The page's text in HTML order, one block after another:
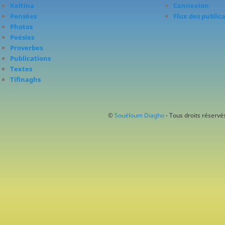
Keltina
Pensées
Photos
Poésies
Proverbes
Publications
Textes
Tifinaghs
Connexion
Flux des
© Souéloum Diagho- Tous droits